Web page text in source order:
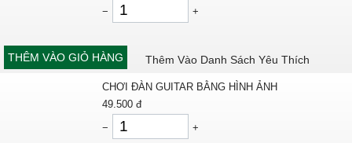
−
+
THÊM VÀO GIỎ HÀNG Thêm Vào Danh Sách Yêu Thích
CHƠI ĐÀN GUITAR BẰNG HÌNH ẢNH
49.500 đ
−
+